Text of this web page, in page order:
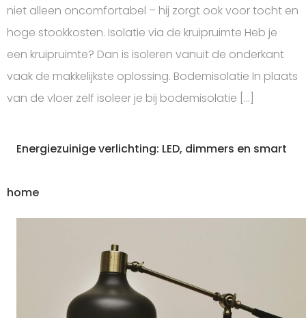
niet alleen oncomfortabel – hij zorgt ook voor tocht en
hoge stookkosten. Isolatie via de kruipruimte Heb je
een kruipruimte? Dan is isoleren vanuit de onderkant
vaak de makkelijkste oplossing. Bodemisolatie In plaats
van de vloer zelf isoleer je bij bodemisolatie […]
Energiezuinige verlichting: LED, dimmers en smart
home